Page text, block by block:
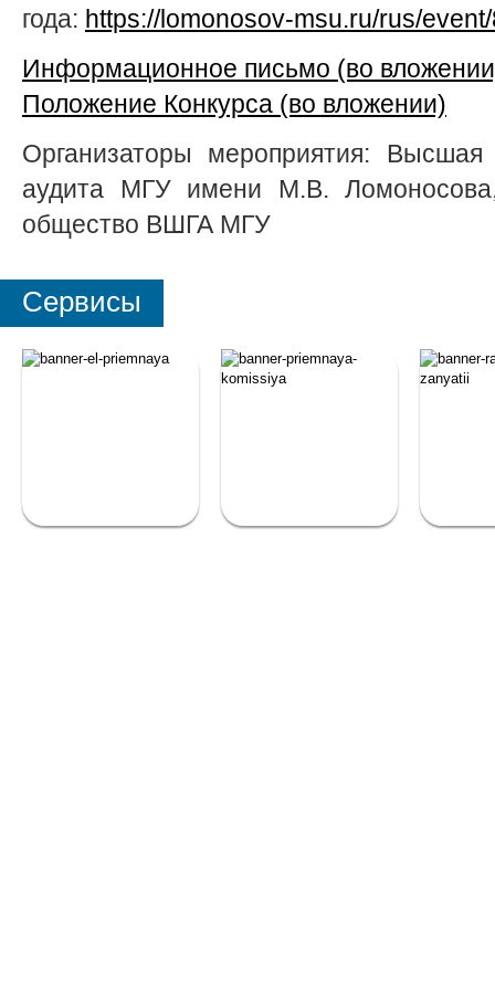
года: https://lomonosov-msu.ru/rus/
Информационное письмо (во
Положение Конкурса (во вложении)
Организаторы мероприятия: Высшая
аудита МГУ имени М.В.
общество ВШГА МГУ
Сервисы